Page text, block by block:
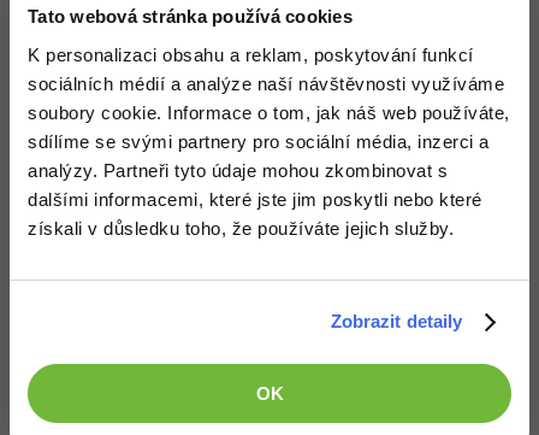
Tato webová stránka používá cookies
K personalizaci obsahu a reklam, poskytování funkcí
sociálních médií a analýze naší návštěvnosti využíváme
soubory cookie. Informace o tom, jak náš web používáte,
sdílíme se svými partnery pro sociální média, inzerci a
analýzy. Partneři tyto údaje mohou zkombinovat s
dalšími informacemi, které jste jim poskytli nebo které
získali v důsledku toho, že používáte jejich služby.
Zobrazit detaily
OK
Marketing -30%
WordPress
SEO -30%
UX
Copywriting
MS Office
Adobe Illustrator -80%
Adobe Lightroom -30%
Adobe XD -15%
Adobe InDesign -25%
Inkscape
Fotografování
Kariéra
Pro firmy
http: //www.codeproject.com/Articles/19004/A-
Akceptované řešení
+20 Zkušeností
+2,50 Kč
Nahoru Odpovědět
15.6.2015 18:33
Odpovědět